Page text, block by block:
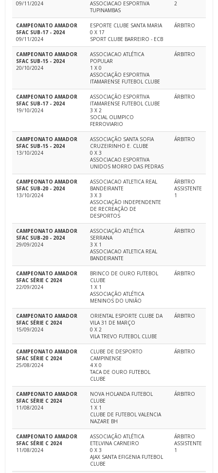
09/11/2024
ASSOCIACAO ESPORTIVA
TUPINAMBAS
2
CAMPEONATO AMADOR
SFAC SUB-17 - 2024
09/11/2024
ESPORTE CLUBE SANTA MARIA
0 X 17
SPORT CLUBE BARREIRO - ECB
ÁRBITRO
CAMPEONATO AMADOR
SFAC SUB-15 - 2024
20/10/2024
ASSOCIACAO ATLÉTICA
POPULAR
1 X 0
ASSOCIAÇÃO ESPORTIVA
ITAMARENSE FUTEBOL CLUBE
ÁRBITRO
CAMPEONATO AMADOR
SFAC SUB-17 - 2024
19/10/2024
ASSOCIAÇÃO ESPORTIVA
ITAMARENSE FUTEBOL CLUBE
3 X 2
SOCIAL OLIMPICO
FERROVIARIO
ÁRBITRO
CAMPEONATO AMADOR
SFAC SUB-15 - 2024
13/10/2024
ASSOCIAÇÃO SANTA SOFIA
CRUZEIRINHO E. CLUBE
0 X 3
ASSOCIACAO ESPORTIVA
UNIDOS MORRO DAS PEDRAS
ÁRBITRO
CAMPEONATO AMADOR
SFAC SUB-20 - 2024
13/10/2024
ASSOCIACAO ATLETICA REAL
BANDEIRANTE
3 X 3
ASSOCIAÇÃO INDEPENDENTE
DE RECREAÇÃO DE
DESPORTOS
ÁRBITRO
ASSISTENTE
1
CAMPEONATO AMADOR
SFAC SUB-20 - 2024
29/09/2024
ASSOCIAÇÃO ATLÉTICA
SERRANA
3 X 1
ASSOCIACAO ATLETICA REAL
BANDEIRANTE
ÁRBITRO
CAMPEONATO AMADOR
SFAC SÉRIE C 2024
22/09/2024
BRINCO DE OURO FUTEBOL
CLUBE
1 X 1
ASSOCIAÇÃO ATLÉTICA
MENINOS DO UNIÃO
ÁRBITRO
CAMPEONATO AMADOR
SFAC SÉRIE C 2024
15/09/2024
ORIENTAL ESPORTE CLUBE DA
VILA 31 DE MARÇO
0 X 2
VILA TREVO FUTEBOL CLUBE
ÁRBITRO
CAMPEONATO AMADOR
SFAC SÉRIE C 2024
25/08/2024
CLUBE DE DESPORTO
CAMPINENSE
4 X 0
TACA DE OURO FUTEBOL
CLUBE
ÁRBITRO
CAMPEONATO AMADOR
SFAC SÉRIE C 2024
11/08/2024
NOVA HOLANDA FUTEBOL
CLUBE
1 X 1
CLUBE DE FUTEBOL VALENCIA
NAZARE BH
ÁRBITRO
CAMPEONATO AMADOR
SFAC SÉRIE C 2024
11/08/2024
ASSOCIAÇÃO ATLÉTICA
ETELVINA CARNEIRO
0 X 3
AJAX SANTA EFIGENIA FUTEBOL
CLUBE
ÁRBITRO
ASSISTENTE
1